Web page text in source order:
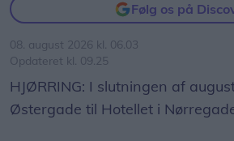
Følg os på
08. august 2026 kl. 06.03
Opdateret kl. 09.25
HJØRRING: I slutningen af
Østergade til Hotellet i